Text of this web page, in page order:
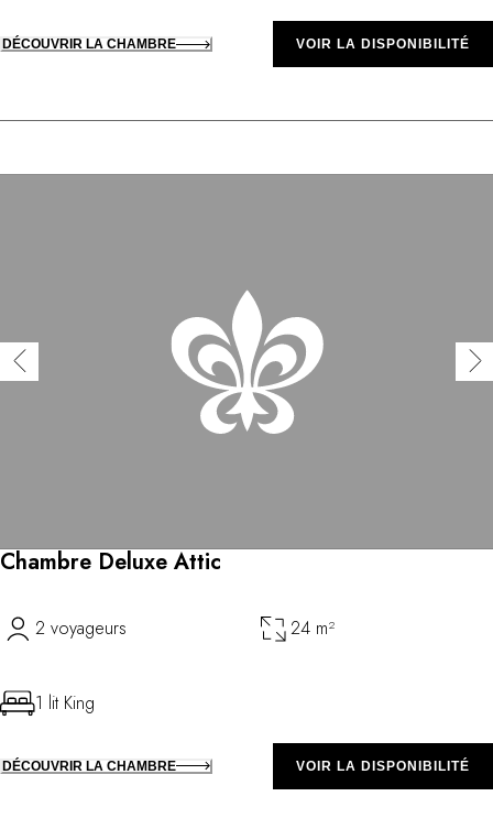
DÉCOUVRIR LA CHAMBRE VOIR LA DISPONIBILITÉ
Chambre Deluxe Attic
2 voyageurs 24 m²
1 lit King
DÉCOUVRIR LA CHAMBRE VOIR LA DISPONIBILITÉ